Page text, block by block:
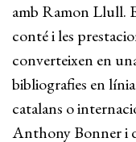
amb Ramon Llull.
conté i les
converteixen en
bibliografies en
catalans o
Anthony Bonner i